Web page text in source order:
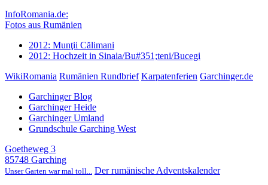
InfoRomania.de:
Fotos aus Rumänien
2012: Munţii Călimani
2012: Hochzeit in Sinaia/Bu#351;teni/Bucegi
WikiRomania Rumänien Rundbrief Karpatenferien Garchinger.de
Garchinger Blog
Garchinger Heide
Garchinger Umland
Grundschule Garching West
Goetheweg 3
85748 Garching
Unser Garten war mal toll... Der rumänische Adventskalender